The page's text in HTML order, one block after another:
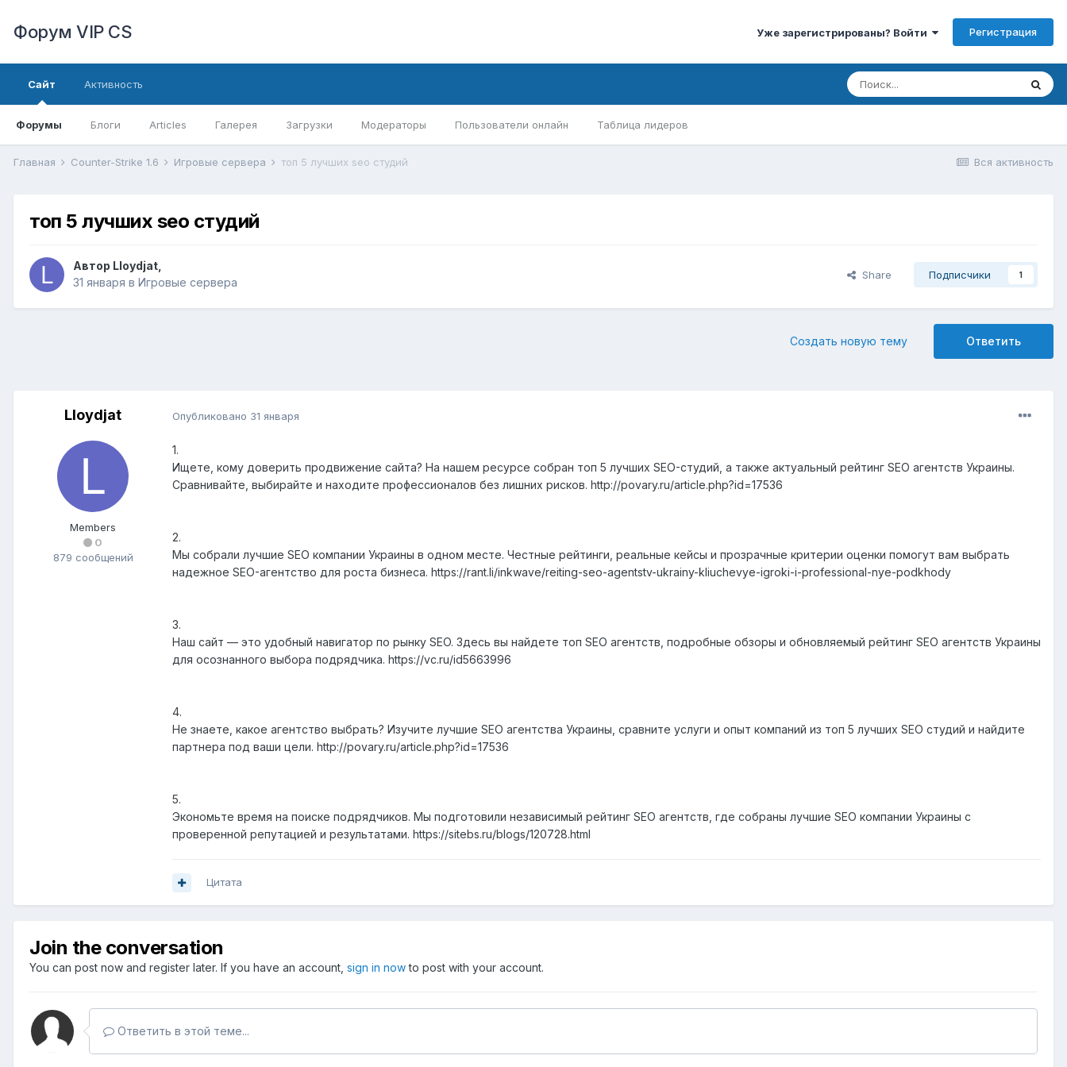
Форум VIP CS Уже зарегистрированы? Войти Регистрация
Сайт
Форумы Блоги Articles Галерея Загрузки Модераторы Пользователи онлайн Таблица лидеров
Активность
Вся активность
Главная Counter-Strike 1.6 Игровые сервера топ 5 лучших seo студий
топ 5 лучших seo студий
Автор Lloydjat
31 января в Игровые сервера
Share Подписчики 1
Ответить
Создать новую тему
Lloydjat
Members
0
879 сообщений
Опубликовано 31 января
1.
Ищете, кому доверить продвижение сайта? На нашем ресурсе собран топ 5 лучших SEO-студий, а также актуальный рейтинг SEO агентств Украины.
Сравнивайте, выбирайте и находите профессионалов без лишних рисков. http://povary.ru/article.php?id=17536
2.
Мы собрали лучшие SEO компании Украины в одном месте. Честные рейтинги, реальные кейсы и прозрачные критерии оценки помогут вам выбрать
надежное SEO-агентство для роста бизнеса. https://rant.li/inkwave/reiting-seo-agentstv-ukrainy-kliuchevye-igroki-i-professional-nye-podkhody
3.
Наш сайт — это удобный навигатор по рынку SEO. Здесь вы найдете топ SEO агентств, подробные обзоры и обновляемый рейтинг SEO агентств Украины
для осознанного выбора подрядчика. https://vc.ru/id5663996
4.
Не знаете, какое агентство выбрать? Изучите лучшие SEO агентства Украины, сравните услуги и опыт компаний из топ 5 лучших SEO студий и найдите
партнера под ваши цели. http://povary.ru/article.php?id=17536
5.
Экономьте время на поиске подрядчиков. Мы подготовили независимый рейтинг SEO агентств, где собраны лучшие SEO компании Украины с
проверенной репутацией и результатами. https://sitebs.ru/blogs/120728.html
Цитата
Join the conversation
You can post now and register later. If you have an account, sign in nowto post with your account.
Ответить в этой теме...